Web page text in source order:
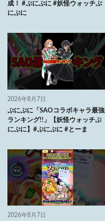
成！ #ぷにぷに #妖怪ウォッチぷ
にぷに
2026年8月7日
ぷにぷに「SAOコラボキャラ最強
ランキング!!」【妖怪ウォッチぷ
にぷに】#ぷにぷに #とーま
2026年8月7日